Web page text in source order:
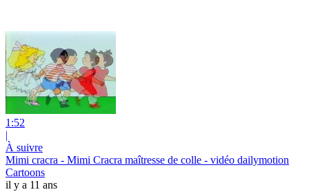
1:52
|
À suivre
Mimi cracra - Mimi Cracra maîtresse de colle - vidéo dailymotion
Cartoons
il y a 11 ans